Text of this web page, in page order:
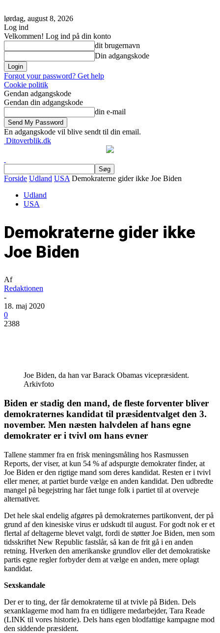
lørdag, august 8, 2026
Log ind
Velkommen! Log ind på din konto
dit brugernavn
Din adgangskode
Forgot your password? Get help
Cookie politik
Gendan adgangskode
Gendan din adgangskode
din e-mail
En adgangskode vil blive sendt til din email.
Ditoverblik.dk
Forside Udland USA Demokraterne gider ikke Joe Biden
Udland
USA
Demokraterne gider ikke
Joe Biden
Af
Redaktionen
-
18. maj 2020
0
2388
Joe Biden, da han var Barack Obamas vicepræsident.
Arkivfoto
Biden er stadig den mand, de fleste forventer bliver
demokraternes kandidat til præsidentvalget den 3.
november. Men næsten halvdelen af hans egne
demokrater er i tvivl om hans evner
Tallene stammer fra en frisk meningsmåling hos Rasmussen
Reports, der viser, at kun 54 % af adspurgte demokrater finder, at
Joe Biden er den rigtige mand som deres kandidat. Resten er i tvivl
eller mener, at partiet burde vælge en anden kandidat. Den udbredte
mangel på begejstring har fået tunge folk i partiet til at overveje
alternativer.
Det hele skal endelig afgøres på demokraternes partikonvent, der på
grund af den kinesiske virus er udskudt til august. For godt nok er et
flertal af deltagerne blevet valgt, fordi de støtter Joe Biden, men som
tidsskriftet New Republic fastslår, så kan de frit gå i en anden
retning. Hverken den amerikanske grundlov eller det demokratiske
partis egne regler forbyder dem at vælge en anden, mere oplagt
kandidat.
Sexskandale
Der er to ting, der får demokraterne til at tvivle på Biden. Dels
sexanklagerne mod ham fra en tidligere medarbejder, Tara Reade
(LINK til vores historie). Dels hans egen blodfattige kampagne mod
den siddende præsident.